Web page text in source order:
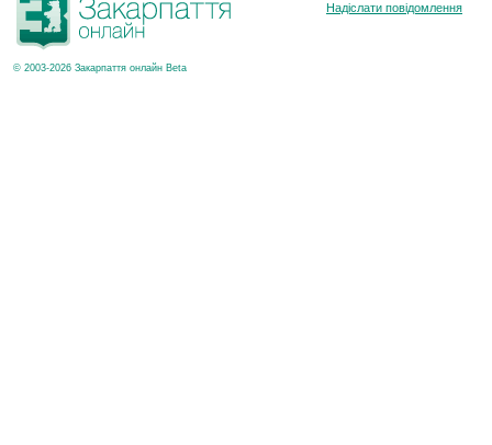
© 2003-2026 Закарпаття онлайн Beta
Надіслати повідомлення